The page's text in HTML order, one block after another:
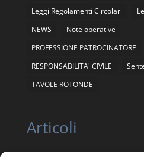
Leggi Regolamenti Circolari
NEWS
Note operative
PROFESSIONE PATROCINATORE
RESPONSABILITA' CIVILE
TAVOLE ROTONDE
Articoli